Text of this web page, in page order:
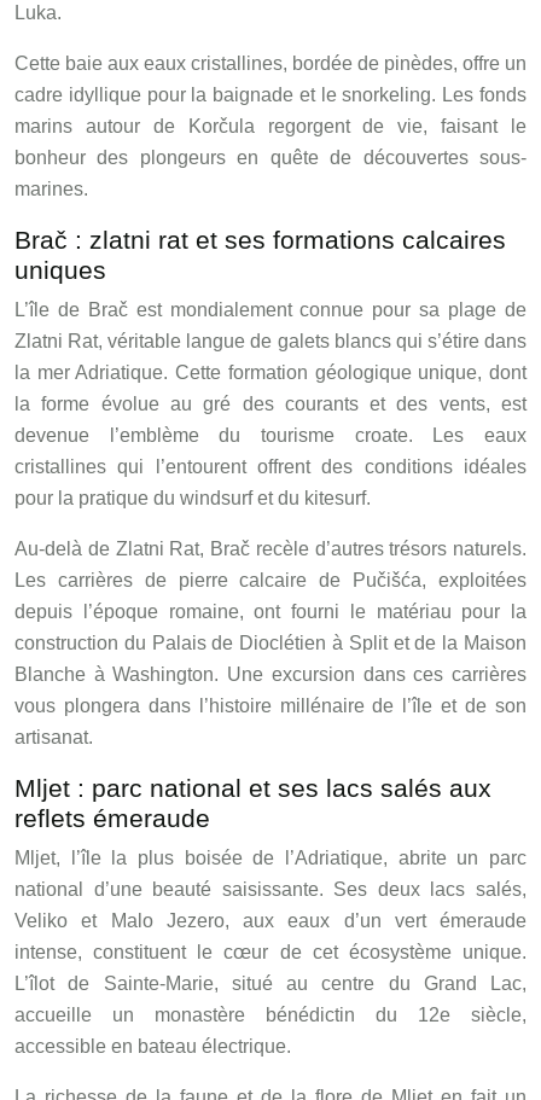
Luka.
Cette baie aux eaux cristallines, bordée de pinèdes, offre un
cadre idyllique pour la baignade et le snorkeling. Les fonds
marins autour de Korčula regorgent de vie, faisant le
bonheur des plongeurs en quête de découvertes sous-
marines.
Brač : zlatni rat et ses formations calcaires
uniques
L’île de Brač est mondialement connue pour sa plage de
Zlatni Rat, véritable langue de galets blancs qui s’étire dans
la mer Adriatique. Cette formation géologique unique, dont
la forme évolue au gré des courants et des vents, est
devenue l’emblème du tourisme croate. Les eaux
cristallines qui l’entourent offrent des conditions idéales
pour la pratique du windsurf et du kitesurf.
Au-delà de Zlatni Rat, Brač recèle d’autres trésors naturels.
Les carrières de pierre calcaire de Pučišća, exploitées
depuis l’époque romaine, ont fourni le matériau pour la
construction du Palais de Dioclétien à Split et de la Maison
Blanche à Washington. Une excursion dans ces carrières
vous plongera dans l’histoire millénaire de l’île et de son
artisanat.
Mljet : parc national et ses lacs salés aux
reflets émeraude
Mljet, l’île la plus boisée de l’Adriatique, abrite un parc
national d’une beauté saisissante. Ses deux lacs salés,
Veliko et Malo Jezero, aux eaux d’un vert émeraude
intense, constituent le cœur de cet écosystème unique.
L’îlot de Sainte-Marie, situé au centre du Grand Lac,
accueille un monastère bénédictin du 12e siècle,
accessible en bateau électrique.